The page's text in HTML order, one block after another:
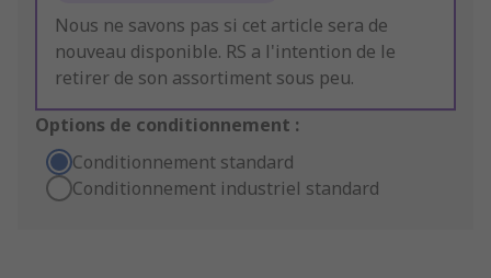
Nous ne savons pas si cet article sera de
nouveau disponible. RS a l'intention de le
retirer de son assortiment sous peu.
Options de conditionnement :
Conditionnement standard
Conditionnement industriel standard